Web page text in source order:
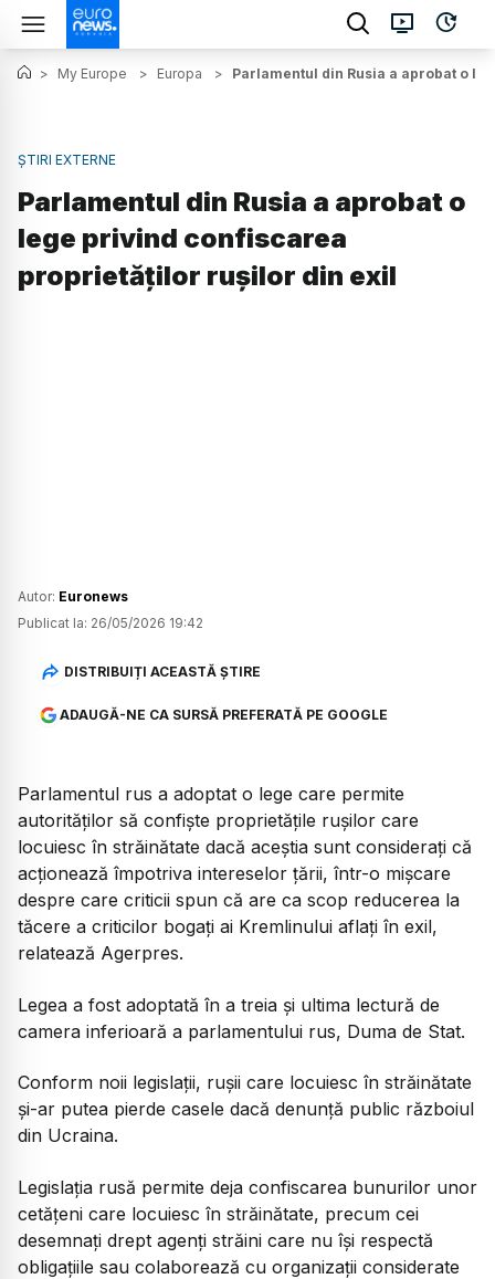
> My Europe > Europa > Parlamentul din Rusia a aprobat o
ȘTIRI EXTERNE
Parlamentul din Rusia a aprobat o
lege privind confiscarea
proprietăților rușilor din exil
Autor: Euronews
Publicat la: 26/05/2026 19:42
DISTRIBUIȚI ACEASTĂ ȘTIRE
ADAUGĂ-NE CA SURSĂ PREFERATĂ PE GOOGLE
Parlamentul rus a adoptat o lege care permite
autorităților să confiște proprietățile rușilor care
locuiesc în străinătate dacă aceștia sunt considerați că
acționează împotriva intereselor țării, într-o mișcare
despre care criticii spun că are ca scop reducerea la
tăcere a criticilor bogați ai Kremlinului aflați în exil,
relatează Agerpres.
Legea a fost adoptată în a treia și ultima lectură de
camera inferioară a parlamentului rus, Duma de Stat.
Conform noii legislații, rușii care locuiesc în străinătate
și-ar putea pierde casele dacă denunță public războiul
din Ucraina.
Legislația rusă permite deja confiscarea bunurilor unor
cetățeni care locuiesc în străinătate, precum cei
desemnați drept agenți străini care nu își respectă
obligațiile sau colaborează cu organizații considerate